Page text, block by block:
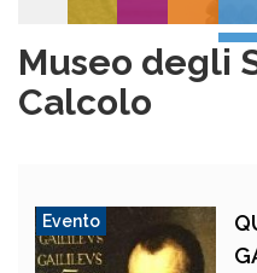
Museo degli
Calcolo
Evento